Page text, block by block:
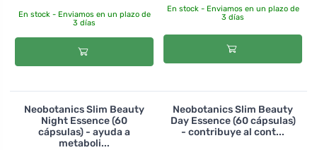
En stock - Enviamos en un plazo de
3 días
En stock - Enviamos en un plazo de
3 días
Neobotanics Slim Beauty
Night Essence (60
cápsulas) - ayuda a
metaboli...
Neobotanics Slim Beauty
Day Essence (60 cápsulas)
- contribuye al cont...